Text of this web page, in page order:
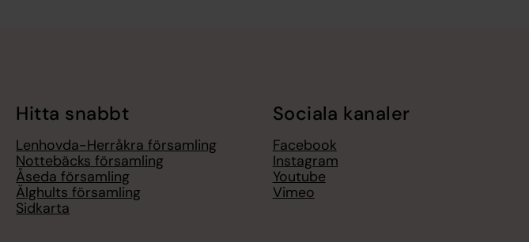
Hitta snabbt
Lenhovda-Herråkra församling
Nottebäcks församling
Åseda församling
Älghults församling
Sidkarta
Sociala kanaler
Facebook
Instagram
Youtube
Vimeo